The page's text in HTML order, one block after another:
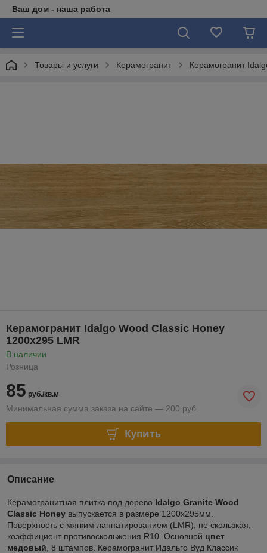
Ваш дом - наша работа
Товары и услуги Керамогранит Керамогранит
Керамогранит Idalgo Wood Classic Honey
1200х295 LMR
В наличии
Розница
85 руб./кв.м
Минимальная сумма заказа на сайте — 200 руб.
Купить
Описание
Керамогранитная плитка под дерево Idalgo Granite Wood
Classic Honey выпускается в размере 1200х295мм.
Поверхность с мягким лаппатированием (LMR), не скользкая,
коэффициент противоскольжения R10. Основной цвет
медовый , 8 штампов. Керамогранит Идальго Вуд Классик